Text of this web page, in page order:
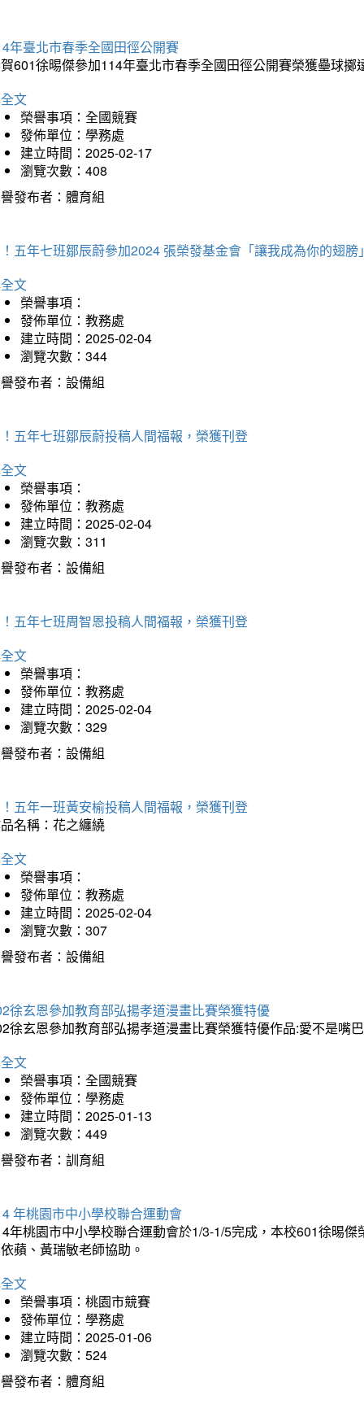
年臺北市春季全國田徑公開賽
601徐晹傑參加114年臺北市春季全國田徑公開賽榮獲壘球擲
文
榮譽事項：全國競賽
發佈單位：學務處
建立時間：2025-02-17
瀏覽次數：408
發布者：體育組
五年七班鄒辰蔚參加2024 張榮發基金會「讓我成為你的翅
文
榮譽事項：
發佈單位：教務處
建立時間：2025-02-04
瀏覽次數：344
發布者：設備組
五年七班鄒辰蔚投稿人間福報，榮獲刊登
文
榮譽事項：
發佈單位：教務處
建立時間：2025-02-04
瀏覽次數：311
發布者：設備組
五年七班周智恩投稿人間福報，榮獲刊登
文
榮譽事項：
發佈單位：教務處
建立時間：2025-02-04
瀏覽次數：329
發布者：設備組
五年一班黃安榆投稿人間福報，榮獲刊登
名稱：花之纏繞
文
榮譽事項：
發佈單位：教務處
建立時間：2025-02-04
瀏覽次數：307
發布者：設備組
徐玄恩參加教育部弘揚孝道漫畫比賽榮獲特優
徐玄恩參加教育部弘揚孝道漫畫比賽榮獲特優作品:愛不是嘴
文
榮譽事項：全國競賽
發佈單位：學務處
建立時間：2025-01-13
瀏覽次數：449
發布者：訓育組
年桃園市中小學校聯合運動會
年桃園市中小學校聯合運動會於1/3-1/5完成，本校601徐晹
蘋、黃瑞敏老師協助。
文
榮譽事項：桃園市競賽
發佈單位：學務處
建立時間：2025-01-06
瀏覽次數：524
發布者：體育組